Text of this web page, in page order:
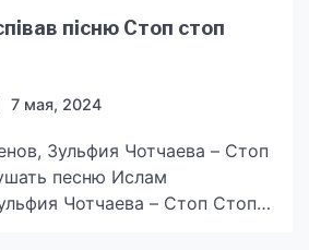
пісню Стоп стоп
7 мая, 2024
Зульфия Чотчаева – Стоп
песню Ислам
Чотчаева – Стоп Стоп